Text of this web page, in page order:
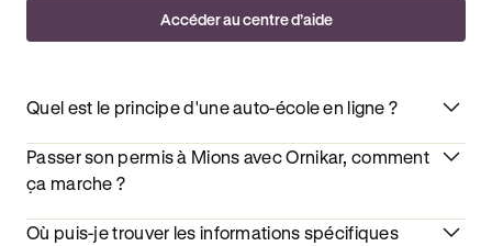
Accéder au centre d’aide
Quel est le principe d'une auto-école en ligne ?
Passer son permis à Mions avec Ornikar, comment
ça marche ?
Où puis-je trouver les informations spécifiques